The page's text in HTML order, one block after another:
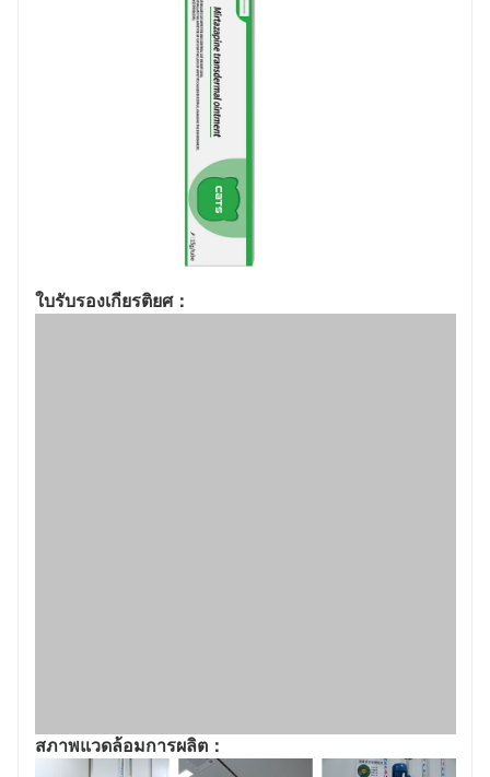
ใบรับรองเกียรติยศ：
สภาพแวดล้อมการผลิต：